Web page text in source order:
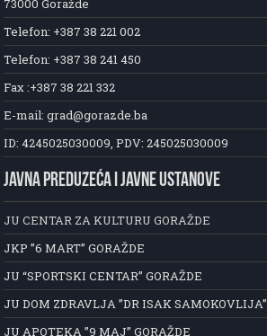
73000 Goražde
Telefon: +387 38 221 002
Telefon: +387 38 241 450
Fax :+387 38 221 332
E-mail: grad@gorazde.ba
ID: 4245025030009, PDV: 245025030009
JAVNA PREDUZEĆA I JAVNE USTANOVE
JU CENTAR ZA KULTURU GORAŽDE
JKP ”6 MART” GORAŽDE
JU “SPORTSKI CENTAR” GORAŽDE
JU DOM ZDRAVLJA ”DR ISAK SAMOKOVLIJA”
JU APOTEKA ”9 MAJ” GORAŽDE